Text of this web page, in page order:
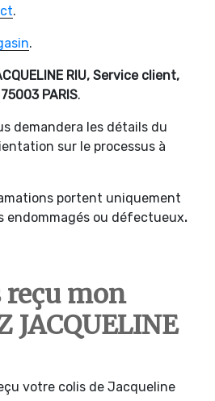
.
.
RIU, Service client,
PARIS.
demandera les détails du
sur le processus à
portent uniquement
endommagés ou défectueux.
reçu mon
JACQUELINE
votre colis de Jacqueline